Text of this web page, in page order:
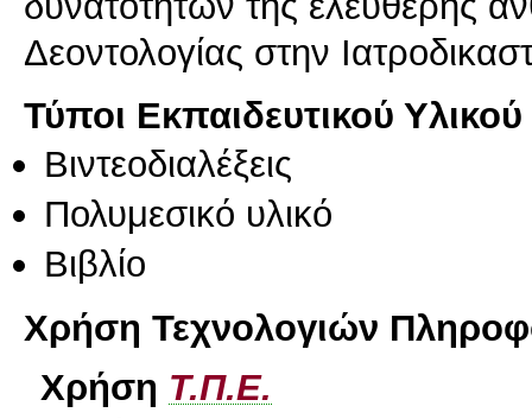
Δεοντολογίας στην
Τύποι Εκπαιδευτικού Υλικού
Βιντεοδιαλέξεις
Πολυμεσικό υλικό
Βιβλίο
Χρήση Τεχνολογιών
Χρήση Τ.Π.Ε.